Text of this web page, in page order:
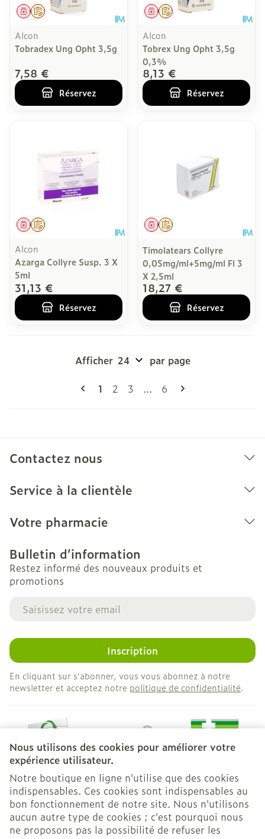
Nous utilisons des cookies pour améliorer votre
expérience utilisateur.
Notre boutique en ligne n'utilise que des cookies
indispensables. Ces cookies sont indispensables au
bon fonctionnement de notre site. Nous n'utilisons
aucun autre type de cookies ; c'est pourquoi nous
ne proposons pas la possibilité de refuser les
Sur prescription
Médicament
Alcon
Tobradex Ung Opht 3,5g
7,58 €
Réservez
Sur prescription
Médicament
Alcon
Tobrex Ung Opht 3,5g
0,3%
8,13 €
Réservez
Sur prescription
Médicament
Alcon
Azarga Collyre Susp. 3 X
5ml
31,13 €
Réservez
Sur prescription
Médicament
Timolatears Collyre
0,05mg/ml+5mg/ml Fl 3
X 2,5ml
18,27 €
Réservez
Pages
Vous lisez actuellement la page
1 Page
2 Page
3 ... Page
6
Afficher par page
Contactez nous
Service à la clientèle
Votre pharmacie
Bulletin d’information
Restez informé des nouveaux produits et
promotions
Adresse mail
Inscription
En cliquant sur s'abonner, vous vous abonnez à notre
newsletter et acceptez notre politique de confidentialité.
Liens légaux